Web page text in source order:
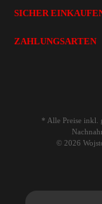
SICHER
ZAHLUNGSARTEN
* Alle Preise inkl.
© 2026